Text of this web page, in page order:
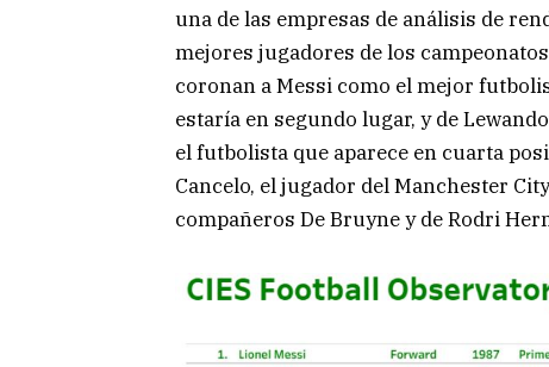
una de las empresas de análisis de
mejores jugadores de los
coronan a Messi como el mejor
estaría en segundo lugar, y de
el futbolista que aparece en cuarta
Cancelo, el jugador del Manchester
compañeros De Bruyne y de Rodri